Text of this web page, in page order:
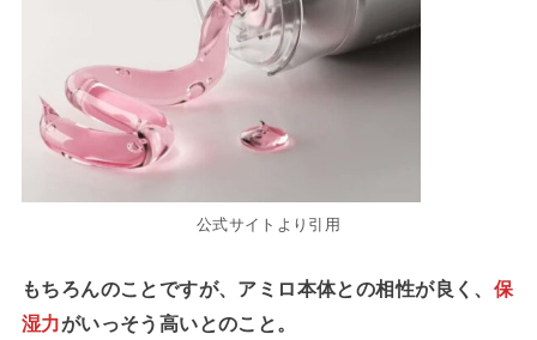
公式サイトより引用
もちろんのことですが、アミロ本体との相性が良く、 保
湿力がいっそう高いとのこと。